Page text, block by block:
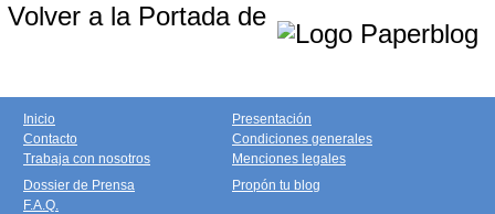
Volver a la Portada de
Inicio
Contacto
Trabaja con nosotros
Presentación
Condiciones generales
Menciones legales
Dossier de Prensa
F.A.Q.
Propón tu blog